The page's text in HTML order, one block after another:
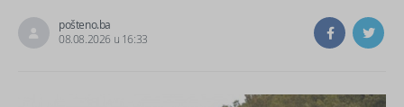
pošteno.ba
08.08.2026 u 16:33